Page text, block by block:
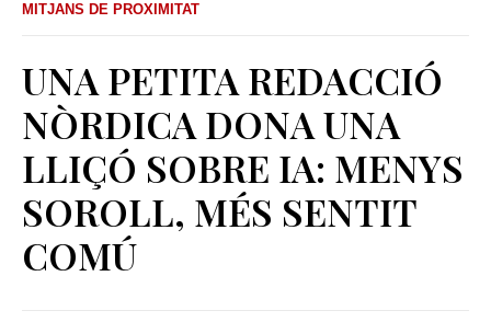
MITJANS DE PROXIMITAT
UNA PETITA REDACCIÓ
NÒRDICA DONA UNA
LLIÇÓ SOBRE IA: MENYS
SOROLL, MÉS SENTIT
COMÚ